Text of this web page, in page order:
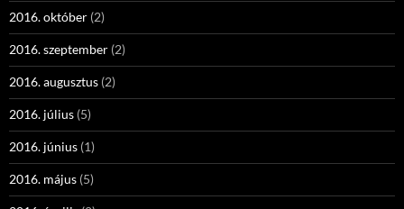
2016. október (2)
2016. szeptember (2)
2016. augusztus (2)
2016. július (5)
2016. június (1)
2016. május (5)